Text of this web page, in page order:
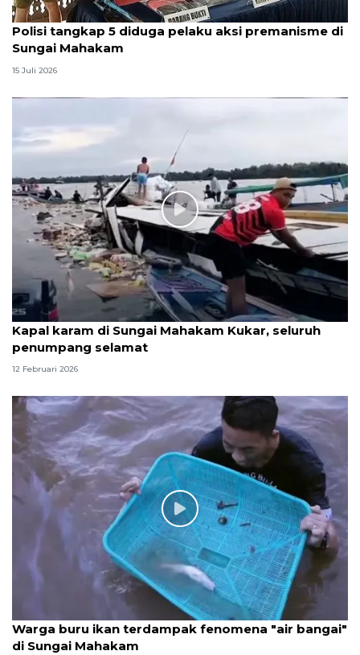
Polisi tangkap 5 diduga pelaku aksi premanisme di
Sungai Mahakam
15 Juli 2026
Kapal karam di Sungai Mahakam Kukar, seluruh
penumpang selamat
12 Februari 2026
Warga buru ikan terdampak fenomena "air bangai"
di Sungai Mahakam